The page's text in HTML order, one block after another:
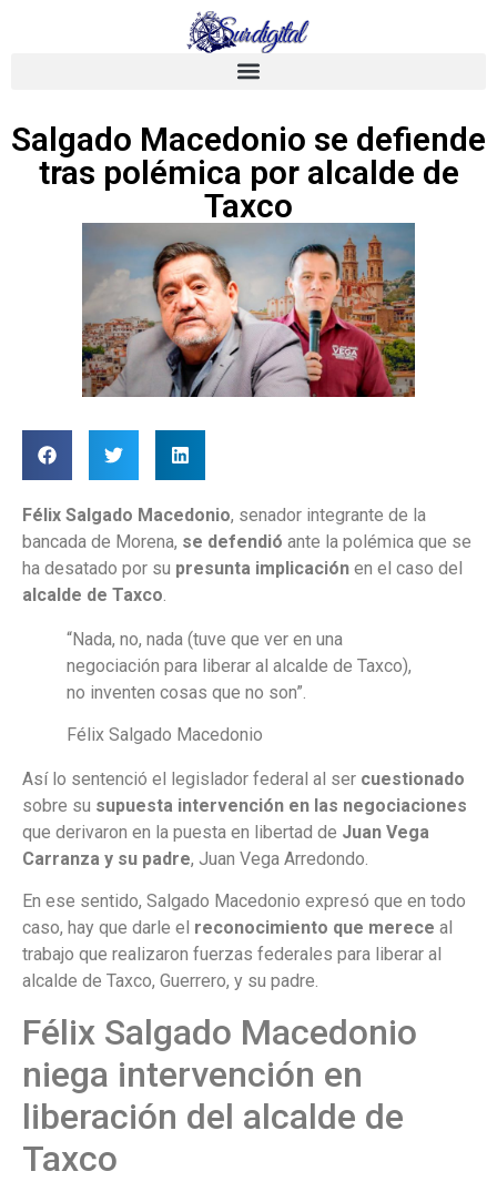
Salgado Macedonio se defiende
tras polémica por alcalde de
Taxco
Félix Salgado Macedonio, senador integrante de la
bancada de Morena, se defendió ante la polémica que se
ha desatado por su presunta implicación en el caso del
alcalde de Taxco
“Nada, no, nada (tuve que ver en una
negociación para liberar al alcalde de Taxco),
no inventen cosas que no son”.
Félix Salgado Macedonio
Así lo sentenció el legislador federal al ser cuestionado
sobre su supuesta intervención en las negociaciones
que derivaron en la puesta en libertad de Juan Vega
Carranza y su padre, Juan Vega Arredondo.
En ese sentido, Salgado Macedonio expresó que en todo
caso, hay que darle el reconocimiento que merece al
trabajo que realizaron fuerzas federales para liberar al
alcalde de Taxco, Guerrero, y su padre.
Félix Salgado Macedonio
niega intervención en
liberación del alcalde de
Taxco